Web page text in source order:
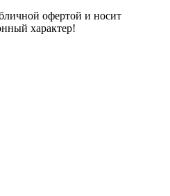
офертой и носит
характер!